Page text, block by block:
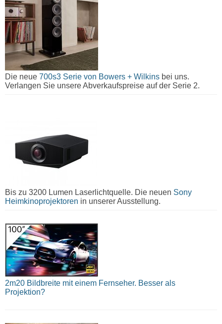
Die neue 700s3 Serie von Bowers + Wilkins bei uns.
Verlangen Sie unsere Abverkaufspreise auf der Serie 2.
Bis zu 3200 Lumen Laserlichtquelle. Die neuen Sony
Heimkinoprojektoren in unserer Ausstellung.
2m20 Bildbreite mit einem Fernseher. Besser als
Projektion?